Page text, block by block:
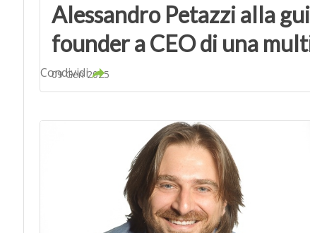
Alessandro Petazzi alla
founder a CEO di una
09 Gen 2025
Condividi